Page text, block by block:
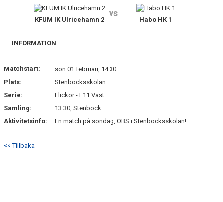
BILDGALLERI
KONTAKT
KFUM IK Ulricehamn 2
vs
Habo HK 1
INFORMATION
Matchstart:
sön 01 februari, 14:30
Plats:
Stenbocksskolan
Serie:
Flickor - F11 Väst
Samling:
13:30, Stenbock
Aktivitetsinfo:
En match på söndag, OBS i Stenbocksskolan!
<< Tillbaka